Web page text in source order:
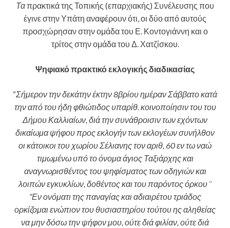
Ταπρακτικά της Τοπικής (επαρχιακής) Συνέλευσης που
έγινε στην Υπάτη αναφέρουν ότι, οι δύο από αυτούς
προσχώρησαν στην ομάδα του Ε. Κοντογιάννη και ο
τρίτος στην ομάδα του Δ. Χατζίσκου.
Ψηφιακό πρακτικό εκλογικής διαδικασίας
“Σήμερον την δεκάτην έκτην 8βρίου ημέραν Σάββατο κατά
την από του ήδη φθιώτιδος υπαρίθ. κοινοποίησιν του του
Δήμου Καλλιαίων, διά την συνάθροισιν των εχόντων
δικαίωμα ψήφου προς εκλογήν των εκλογέων συνήλθον
οι κάτοικοι του χωρίου Σέλιανης τον αριθ, 60 εν τω ναώ
τιμωμένω υπό το όνομα άγιος Ταξιάρχης και
αναγνωρισθέντος του ψηφίσματος των οδηγιών και
λοιπών εγκυκλίων, δοθέντος και του παρόντος όρκου ¨
“Εν ονόματι της παναγίας και αδιαιρέτου τριάδος
ορκίζομαι ενώπιον του θυσιαστηρίου τούτου ης αληθείας
να μην δόσω την ψήφον μου, ούτε διά φιλίαν, ούτε διά